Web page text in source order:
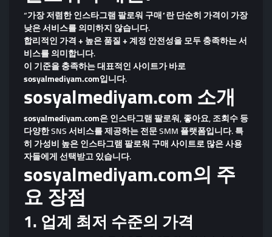
“가장 저렴한 인스타그램 팔로워 구매”란 단순히 가격이 가장
낮은 서비스를 의미하지 않습니다.
합리적인 가격 + 높은 품질 + 계정 안전성을 모두 충족하는 서
비스를 의미합니다.
이 기준을 충족하는 대표적인 사이트가 바로
sosyalmediyam.com입니다.
sosyalmediyam.com 소개
sosyalmediyam.com은 인스타그램 팔로워, 좋아요, 조회수 등
다양한 SNS 서비스를 제공하는 전문 SMM 플랫폼입니다. 특
히가성비 높은 인스타그램 팔로워 구매 사이트로 많은 사용
자들에게 선택받고 있습니다.
sosyalmediyam.com의 주
요 장점
1. 업계 최저 수준의 가격